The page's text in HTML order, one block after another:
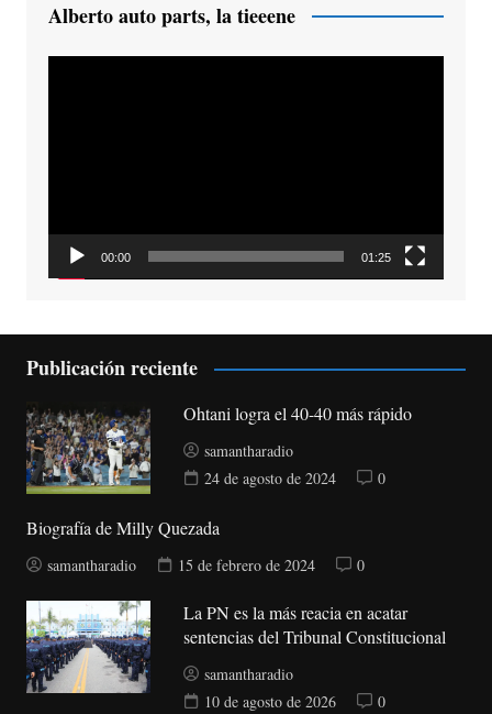
Alberto auto parts, la tieeene
00:00 01:25
Publicación reciente
Ohtani logra el 40-40 más rápido
samantharadio
24 de agosto de 2024
0
Biografía de Milly Quezada
samantharadio 15 de febrero de 2024 0
La PN es la más reacia en acatar
sentencias del Tribunal Constitucional
samantharadio
10 de agosto de 2026
0